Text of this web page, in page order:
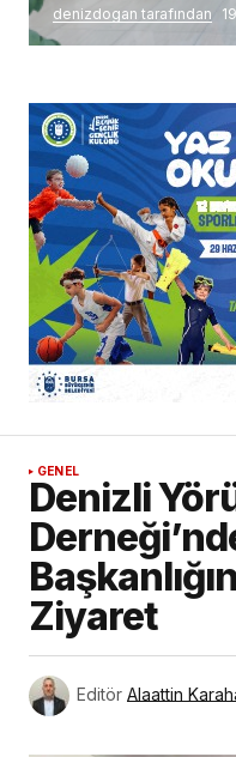
denizdogan tarafından
GENEL
Denizli
Ziyaret
Editör Alaattin